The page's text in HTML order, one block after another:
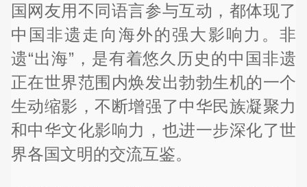
国网友用不同语言参与互动，都体现了
中国非遗走向海外的强大影响力。非
遗“出海”，是有着悠久历史的中国非遗
正在世界范围内焕发出勃勃生机的一个
生动缩影，不断增强了中华民族凝聚力
和中华文化影响力，也进一步深化了世
界各国文明的交流互鉴。